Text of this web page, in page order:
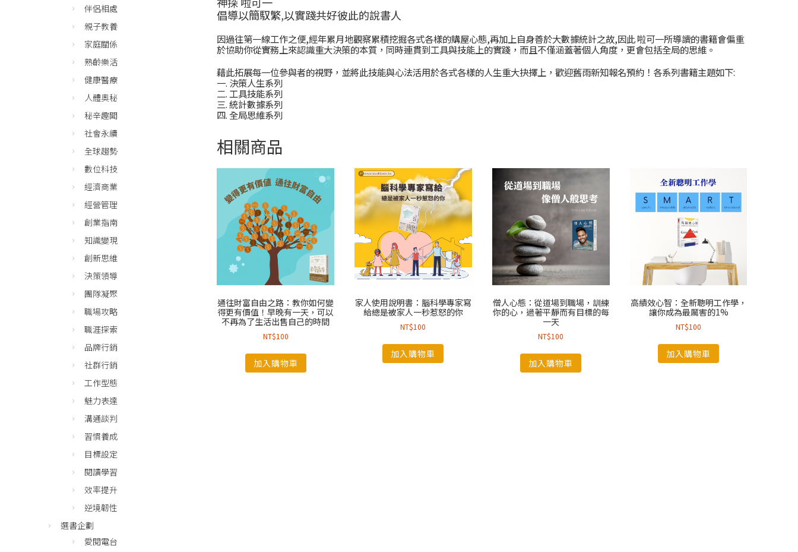
倡導以簡馭繁,以實踐共好彼此的說書人
因過往第一線工作之便,經年累月地觀察累積挖掘各式各樣的購屋心態,再加上自身善於大數據統計之故,因此 啦可一所導讀的書籍會偏重
於協助你從實務上來認識重大決策的本質，同時連貫到工具與技能上的實踐，而且不僅涵蓋著個人角度，更會包括全局的思維。
藉此拓展每一位參與者的視野，並將此技能與心法活用於各式各樣的人生重大抉擇上，歡迎舊雨新知報名預約！各系列書籍主題如下:
一. 決策人生系列
二. 工具技能系列
三. 統計數據系列
四. 全局思維系列
相關商品
通往財富自由之路：教你如何變
得更有價值！早晚有一天，可以
不再為了生活出售自己的時間
NT$100
加入購物車
家人使用說明書：腦科學專家寫
給總是被家人一秒惹怒的你
NT$100
加入購物車
僧人心態：從道場到職場，訓練
你的心，過著平靜而有目標的每
一天
NT$100
加入購物車
高績效心智：全新聰明工作學，
讓你成為最厲害的1%
NT$100
加入購物車
伴侶相處
親子教養
家庭關係
熟齡樂活
健康醫療
人體奧秘
秘辛趣聞
社會永續
全球趨勢
數位科技
經濟商業
經營管理
創業指南
知識變現
創新思維
決策領導
團隊凝聚
職場攻略
職涯探索
品牌行銷
社群行銷
工作型態
魅力表達
溝通談判
習慣養成
目標設定
閱讀學習
效率提升
逆境韌性
選書企劃
愛閱電台